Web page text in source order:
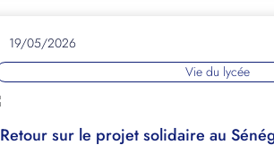
19/05/2026
Vie du lycée
Retour sur le projet solidaire au